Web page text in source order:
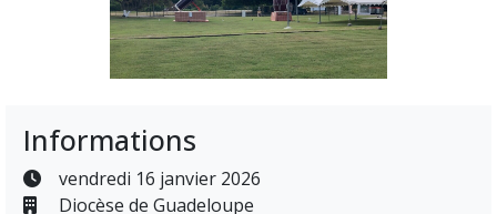
Informations
vendredi 16 janvier 2026
Diocèse de Guadeloupe